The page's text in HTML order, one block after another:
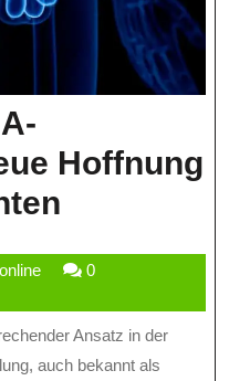
Hoffnung
Neue
Hoffnung
ilk-
0
auch bekannt als